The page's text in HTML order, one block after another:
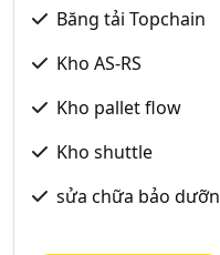
Băng tải Topchain
Kho AS-RS
Kho pallet flow
Kho shuttle
sửa chữa bảo